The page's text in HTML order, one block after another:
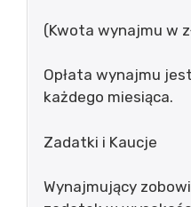
(Kwota wynajmu w
Opłata wynajmu
każdego miesiąca.
Zadatki i Kaucje
Wynajmujący